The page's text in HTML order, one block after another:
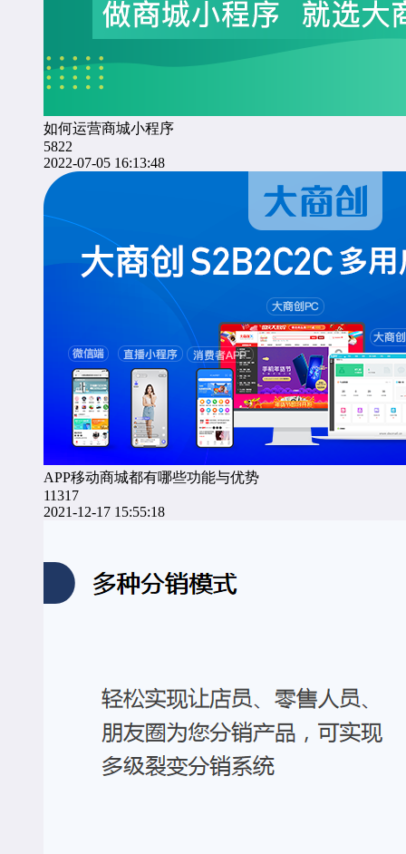
如何运营商城小程序
5822
2022-07-05 16:13:48
APP移动商城都有哪些功能与优势
11317
2021-12-17 15:55:18